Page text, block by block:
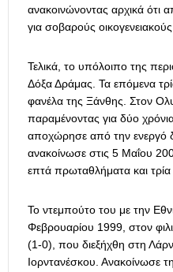
ανακοινώνοντας αρχικά
για σοβαρούς
Τελικά, το υπόλοιπο της
Δόξα Δράμας. Τα επόμενα
φανέλα της Ξάνθης. Στον
παραμένοντας για δύο
αποχώρησε από την
ανακοίνωσε στις 5 Μαΐου
επτά πρωταθλήματα και
Το ντεμπούτο του με την
Φεβρουαρίου 1999, στον
(1-0), που διεξήχθη στη
Ιορντανέσκου. Ανακοίνωσε